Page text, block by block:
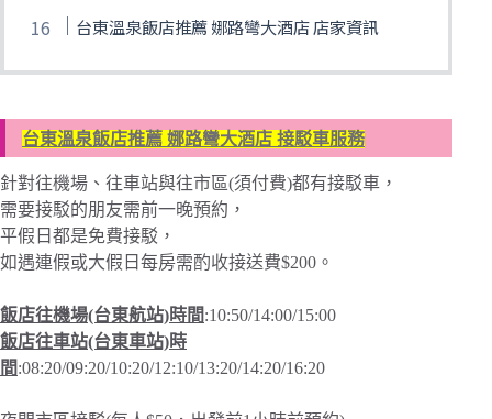
台東溫泉飯店推薦 娜路彎大酒店 店家資訊
台東溫泉飯店推薦 娜路彎大酒店 接駁車服務
針對往機場、往車站與往市區(須付費)都有接駁車，
需要接駁的朋友需前一晚預約，
平假日都是免費接駁，
如遇連假或大假日每房需酌收接送費$200。
飯店往機場(台東航站)時間:10:50/14:00/15:00
飯店往車站(台東車站)時
間:08:20/09:20/10:20/12:10/13:20/14:20/16:20